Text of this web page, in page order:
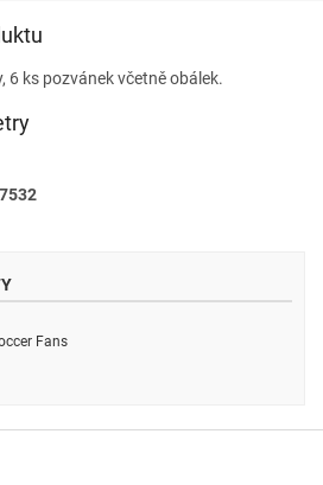
6 ks pozvánek včetně obálek.
Fans